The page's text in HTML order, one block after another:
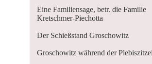
Eine Familiensage, betr. die Familie
Kretschmer-Piechotta
Der Schießstand Groschowitz
Groschowitz während der